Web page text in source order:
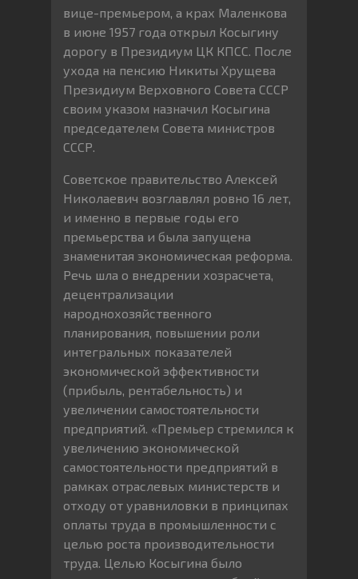
вице-премьером, а крах Маленкова
в июне 1957 года открыл Косыгину
дорогу в Президиум ЦК КПСС. После
ухода на пенсию Никиты Хрущева
Президиум Верховного Совета СССР
своим указом назначил Косыгина
председателем Совета министров
СССР.
Советское правительство Алексей
Николаевич возглавлял ровно 16 лет,
и именно в первые годы его
премьерства и была запущена
знаменитая экономическая реформа.
Речь шла о внедрении хозрасчета,
децентрализации
народнохозяйственного
планирования, повышении роли
интегральных показателей
экономической эффективности
(прибыль, рентабельность) и
увеличении самостоятельности
предприятий. «Премьер стремился к
увеличению экономической
самостоятельности предприятий в
рамках отраслевых министерств и
отходу от уравниловки в принципах
оплаты труда в промышленности с
целью роста производительности
труда. Целью Косыгина было